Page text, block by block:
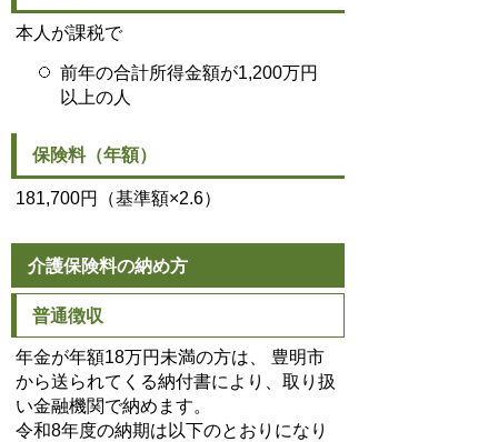
本人が課税で
前年の合計所得金額が1,200万円
以上の人
保険料（年額）
181,700円（基準額×2.6）
介護保険料の納め方
普通徴収
年金が年額18万円未満の方は、 豊明市
から送られてくる納付書により、取り扱
い金融機関で納めます。
令和8年度の納期は以下のとおりになり